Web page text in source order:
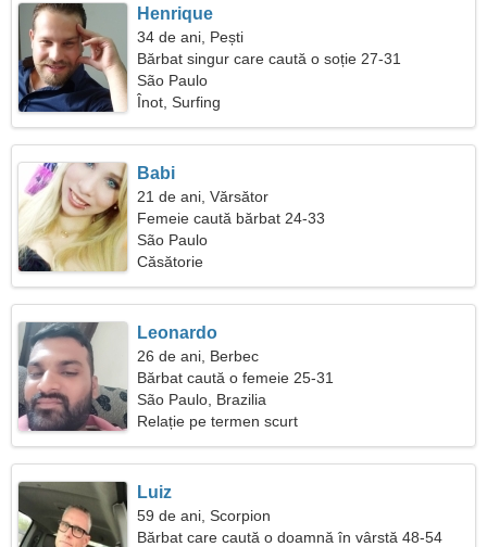
Henrique
34 de ani, Pești
Bărbat singur care caută o soție 27-31
São Paulo
Înot, Surfing
Babi
21 de ani, Vărsător
Femeie caută bărbat 24-33
São Paulo
Căsătorie
Leonardo
26 de ani, Berbec
Bărbat caută o femeie 25-31
São Paulo, Brazilia
Relație pe termen scurt
Luiz
59 de ani, Scorpion
Bărbat care caută o doamnă în vârstă 48-54